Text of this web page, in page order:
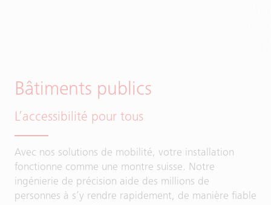
Bâtiments publics
L’accessibilité pour tous
Avec nos solutions de mobilité, votre installation
fonctionne comme une montre suisse. Notre
ingénierie de précision aide des millions de
personnes à s’y rendre rapidement, de manière fiable